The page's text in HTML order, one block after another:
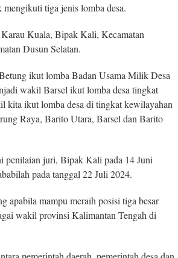
tiga jenis lomba desa.
Kuala, Bipak Kali, Kecamatan
Dusun Selatan.
ikut lomba Badan Usama Milik Desa
wakil Barsel ikut lomba desa tingkat
kita ikut lomba desa di tingkat kewilayahan
Raya, Barito Utara, Barsel dan Barito
penilaian juri, Bipak Kali pada 14 Juni
pada tanggal 22 Juli 2024.
apabila mampu meraih posisi tiga besar
wakil provinsi Kalimantan Tengah di